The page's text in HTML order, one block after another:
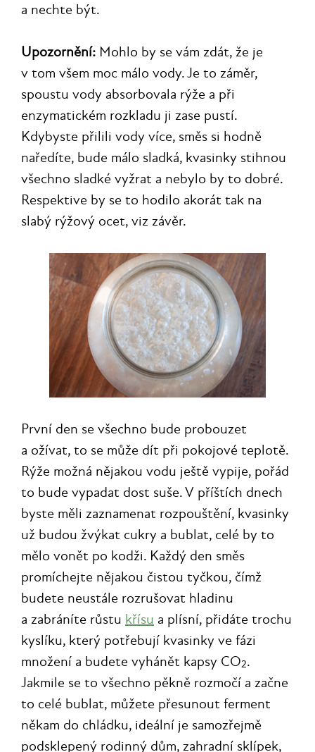
a nechte být.
Upozornění: Mohlo by se vám zdát, že je
v tom všem moc málo vody. Je to záměr,
spoustu vody absorbovala rýže a při
enzymatickém rozkladu ji zase pustí.
Kdybyste přilili vody více, směs si hodně
naředíte, bude málo sladká, kvasinky stihnou
všechno sladké vyžrat a nebylo by to dobré.
Respektive by se to hodilo akorát tak na
slabý rýžový ocet, viz závěr.
První den se všechno bude probouzet
a ožívat, to se může dít při pokojové teplotě.
Rýže možná nějakou vodu ještě vypije, pořád
to bude vypadat dost suše. V příštích dnech
byste měli zaznamenat rozpouštění, kvasinky
už budou žvýkat cukry a bublat, celé by to
mělo vonět po kodži. Každý den směs
promíchejte nějakou čistou tyčkou, čímž
budete neustále rozrušovat hladinu
a zabráníte růstu křísu a plísní, přidáte trochu
kyslíku, který potřebují kvasinky ve fázi
množení a budete vyhánět kapsy CO2.
Jakmile se to všechno pěkně rozmočí a začne
to celé bublat, můžete přesunout ferment
někam do chládku, ideální je samozřejmě
podsklepený rodinný dům, zahradní sklípek,